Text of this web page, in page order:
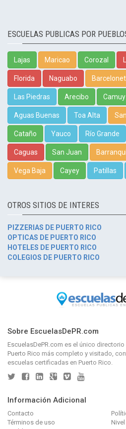
ESCUELAS PUBLICAS POR
Lajas Maricao Corozal
Florida Naguabo
Las Piedras Arecibo Camuy
Aguas Buenas Toa Alta
Cataño Yauco Río Grande
Caguas San Juan
Vega Baja Cayey Patillas
OTROS SITIOS DE INTERES
PIZZERIAS DE PUERTO RICO
OPTICAS DE PUERTO RICO
HOTELES DE PUERTO RICO
COLEGIOS DE PUERTO RICO
Sobre EscuelasDePR.com
EscuelasDePR.com es el único directorio
Puerto Rico más completo y visitado,
escuelas certificadas en Puerto Rico.
Información Adicional
Contacto
Términos de uso